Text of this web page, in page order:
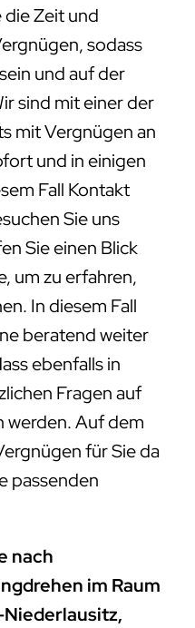
die Zeit und
sodass
und auf der
sind mit einer der
mit Vergnügen an
und in einigen
Fall Kontakt
Sie uns
Sie einen Blick
um zu erfahren,
In diesem Fall
beratend weiter
ebenfalls in
Fragen auf
werden. Auf dem
für Sie da
passenden
nach
im Raum